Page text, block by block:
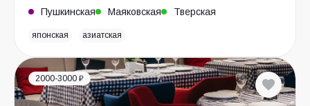
Пушкинская Маяковская Тверская
японская азиатская
2000-3000 ₽